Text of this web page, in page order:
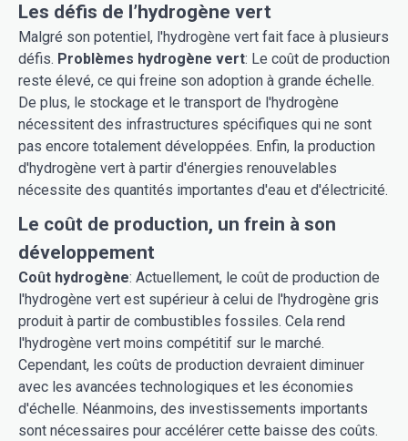
Les défis de l’hydrogène vert
Malgré son potentiel, l'hydrogène vert fait face à plusieurs
défis. Problèmes hydrogène vert: Le coût de production
reste élevé, ce qui freine son adoption à grande échelle.
De plus, le stockage et le transport de l'hydrogène
nécessitent des infrastructures spécifiques qui ne sont
pas encore totalement développées. Enfin, la production
d'hydrogène vert à partir d'énergies renouvelables
nécessite des quantités importantes d'eau et d'électricité.
Le coût de production, un frein à son
développement
Coût hydrogène: Actuellement, le coût de production de
l'hydrogène vert est supérieur à celui de l'hydrogène gris
produit à partir de combustibles fossiles. Cela rend
l'hydrogène vert moins compétitif sur le marché.
Cependant, les coûts de production devraient diminuer
avec les avancées technologiques et les économies
d'échelle. Néanmoins, des investissements importants
sont nécessaires pour accélérer cette baisse des coûts.